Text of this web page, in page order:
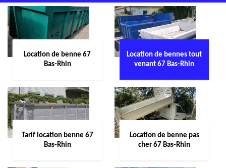
Location de benne 67
Bas-Rhin
Location de bennes tout
venant 67 Bas-Rhin
Tarif location benne 67
Bas-Rhin
Location de benne pas
cher 67 Bas-Rhin